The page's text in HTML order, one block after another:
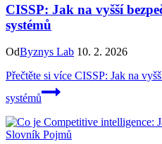
CISSP: Jak na vyšší
systémů
OdByznys Lab 10. 2. 2026
Přečtěte si více CISSP: Jak na
systémů
Slovník Pojmů